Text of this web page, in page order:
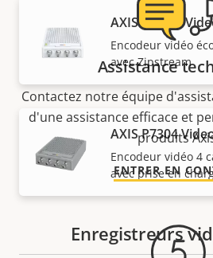
AXIS M7104
Encodeur vidéo
avec Zipstream
AXIS P7304
Encodeur vidéo 4
avec prise en
Enregistreurs
Assistance
Contactez notre équipe
d'une assistance efficace et
produits
ENTRER EN